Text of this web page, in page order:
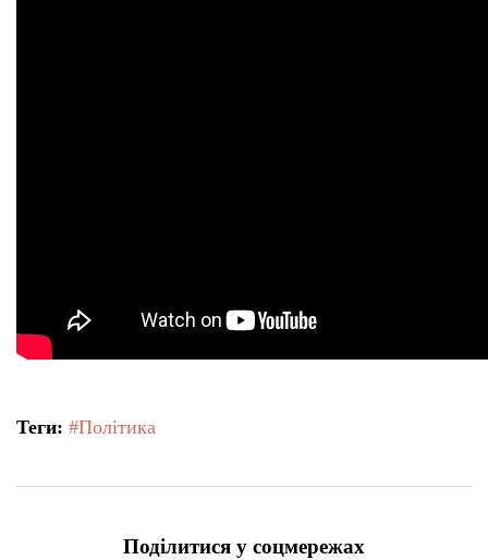
Теги: #Політика
Поділитися у соцмережах